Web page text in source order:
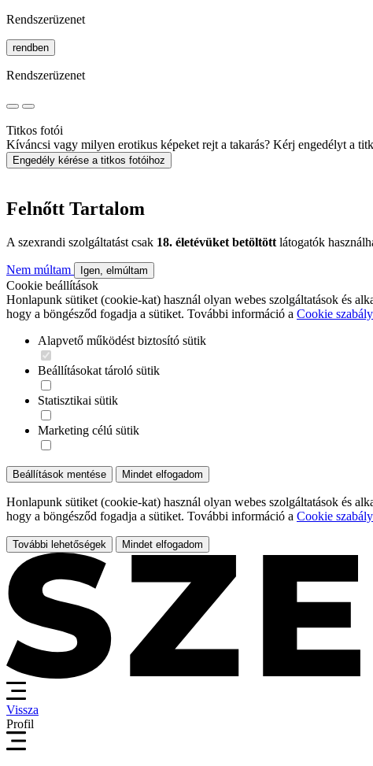
Rendszerüzenet
rendben
Rendszerüzenet
Titkos fotói
Kíváncsi vagy milyen erotikus képeket rejt a takarás? Kérj engedélyt a
Engedély kérése a titkos fotóihoz
Felnőtt Tartalom
A szexrandi szolgáltatást csak 18. életévüket betöltött látogatók
Nem múltam Igen, elmúltam
Cookie beállítások
Honlapunk sütiket (cookie-kat) használ olyan webes szolgáltatások és
hogy a böngésződ fogadja a sütiket. További információ a Cookie
Alapvető működést biztosító sütik
Beállításokat tároló sütik
Statisztikai sütik
Marketing célú sütik
Beállítások mentése Mindet elfogadom
Honlapunk sütiket (cookie-kat) használ olyan webes szolgáltatások és
hogy a böngésződ fogadja a sütiket. További információ a Cookie
További lehetőségek Mindet elfogadom
Vissza
Profil